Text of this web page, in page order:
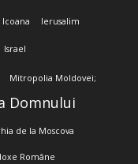
Icoana Ierusalim
Israel
Mitropolia Moldovei;
Domnului
de la Moscova
Române